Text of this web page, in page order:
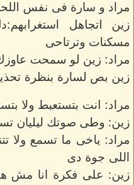
مراد و سارة فى نفس
زين اتجاهل
مسكنات وترتاحى
مراد: زين لو سمحت
زين بص لسارة بنظرة
مراد: انت بتستعبط ولا
زين: وطى صوتك ليليان
مراد: ياخى ما تسمع ولا
اللى جوة دى
زين: على فكرة انا مش